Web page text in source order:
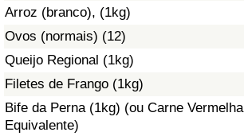
Arroz (branco), (1kg)
Ovos (normais) (12)
Queijo Regional (1kg)
Filetes de Frango (1kg)
Bife da Perna (1kg) (ou Carne Vermelha
Equivalente)
Indicador de Saúde
Indicador de Saúde por País
Poluição